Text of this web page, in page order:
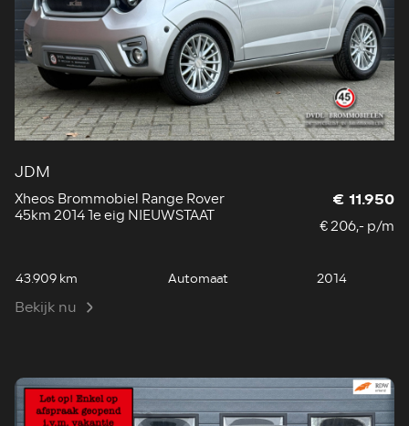
JDM
Xheos Brommobiel Range Rover
45km 2014 1e eig NIEUWSTAAT
€ 11.950
€ 206,- p/m
43.909 km Automaat 2014
Bekijk nu